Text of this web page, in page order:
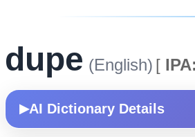
dupe (English) [ IPA:
▶AI Dictionary Details